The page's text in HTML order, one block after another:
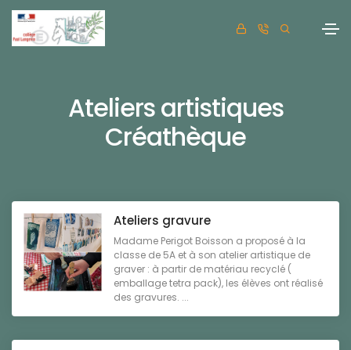
Ateliers artistiques
Créathèque
Ateliers gravure
Madame Perigot Boisson a proposé à la
classe de 5A et à son atelier artistique de
graver : à partir de matériau recyclé (
emballage tetra pack), les élèves ont réalisé
des gravures. ...